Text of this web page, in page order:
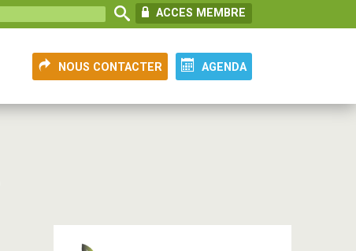
ACCES MEMBRE
AGENDA
NOUS CONTACTER